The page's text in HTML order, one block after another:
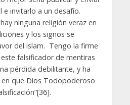
e invitarlo a un desafío.
ninguna religión veraz en
y los signos se
del islam. Tengo la firme
falsificador de mentiras
pérdida debilitante, y ha
que Dios Todopoderoso